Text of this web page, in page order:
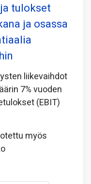
tulokset
ja osassa
liikevaihdot
7% vuoden
(EBIT)
myös